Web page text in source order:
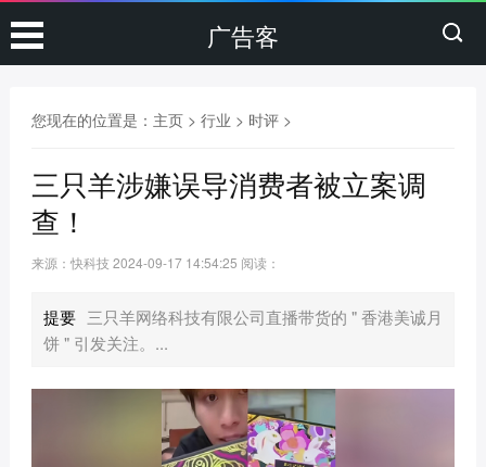
广告客
您现在的位置是： 主页> 行业 > 时评>
三只羊涉嫌误导消费者被立案调
查！
来源：快科技 2024-09-17 14:54:25 阅读：
提要 三只羊网络科技有限公司直播带货的 " 香港美诚月
饼 " 引发关注。...